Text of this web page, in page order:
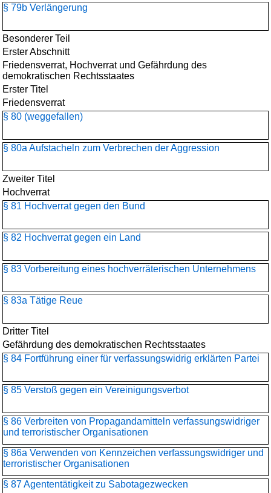
§ 79b Verlängerung
Besonderer Teil
Erster Abschnitt
Friedensverrat, Hochverrat und Gefährdung des
demokratischen Rechtsstaates
Erster Titel
Friedensverrat
§ 80 (weggefallen)
§ 80a Aufstacheln zum Verbrechen der Aggression
Zweiter Titel
Hochverrat
§ 81 Hochverrat gegen den Bund
§ 82 Hochverrat gegen ein Land
§ 83 Vorbereitung eines hochverräterischen Unternehmens
§ 83a Tätige Reue
Dritter Titel
Gefährdung des demokratischen Rechtsstaates
§ 84 Fortführung einer für verfassungswidrig erklärten Partei
§ 85 Verstoß gegen ein Vereinigungsverbot
§ 86 Verbreiten von Propagandamitteln verfassungswidriger
und terroristischer Organisationen
§ 86a Verwenden von Kennzeichen verfassungswidriger und
terroristischer Organisationen
§ 87 Agententätigkeit zu Sabotagezwecken